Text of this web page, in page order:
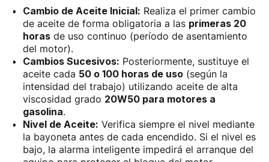
Cambio de Aceite Inicial: Realiza el primer cambio
de aceite de forma obligatoria a las primeras 20
horasde uso continuo (período de asentamiento
del motor).
Cambios Sucesivos: Posteriormente, sustituye el
aceite cada 50 o 100 horas de uso(según la
intensidad del trabajo) utilizando aceite de alta
viscosidad grado 20W50 para motores a
gasolina.
Nivel de Aceite: Verifica siempre el nivel mediante
la bayoneta antes de cada encendido. Si el nivel es
bajo, la alarma inteligente impedirá el arranque del